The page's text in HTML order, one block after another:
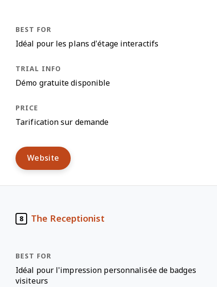
Idéal pour les plans d’étage interactifs
Démo gratuite disponible
Tarification sur demande
Website
8 The Receptionist
Idéal pour l'impression personnalisée de badges
visiteurs